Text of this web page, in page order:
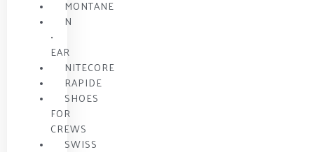
MONTANE
N
•
EAR
NITECORE
RAPIDE
SHOES
FOR
CREWS
SWISS